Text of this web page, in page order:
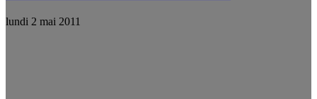
lundi 2 mai 2011